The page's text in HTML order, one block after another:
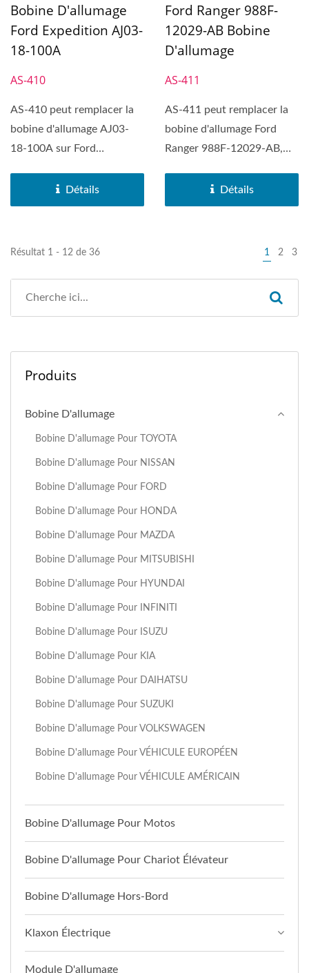
Bobine D'allumage
Ford Expedition AJ03-
18-100A
AS-410
AS-410 peut remplacer la
bobine d'allumage AJ03-
18-100A sur Ford
Détails
Ford Ranger 988F-
12029-AB Bobine
D'allumage
AS-411
AS-411 peut remplacer la
bobine d'allumage Ford
Ranger 988F-12029-AB,
Courier,...
Détails
Résultat 1 - 12 de 36 1 2 3
Produits
Bobine D'allumage
Bobine D'allumage Pour TOYOTA
Bobine D'allumage Pour NISSAN
Bobine D'allumage Pour FORD
Bobine D'allumage Pour HONDA
Bobine D'allumage Pour MAZDA
Bobine D'allumage Pour MITSUBISHI
Bobine D'allumage Pour HYUNDAI
Bobine D'allumage Pour INFINITI
Bobine D'allumage Pour ISUZU
Bobine D'allumage Pour KIA
Bobine D'allumage Pour DAIHATSU
Bobine D'allumage Pour SUZUKI
Bobine D'allumage Pour VOLKSWAGEN
Bobine D'allumage Pour VÉHICULE EUROPÉEN
Bobine D'allumage Pour VÉHICULE AMÉRICAIN
Bobine D'allumage Pour Motos
Bobine D'allumage Pour Chariot Élévateur
Bobine D'allumage Hors-Bord
Klaxon Électrique
Module D'allumage